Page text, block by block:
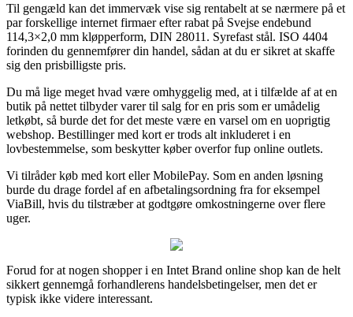
Til gengæld kan det immervæk vise sig rentabelt at se nærmere på et
par forskellige internet firmaer efter rabat på Svejse endebund
114,3×2,0 mm kløpperform, DIN 28011. Syrefast stål. ISO 4404
forinden du gennemfører din handel, sådan at du er sikret at skaffe
sig den prisbilligste pris.
Du må lige meget hvad være omhyggelig med, at i tilfælde af at en
butik på nettet tilbyder varer til salg for en pris som er umådelig
letkøbt, så burde det for det meste være en varsel om en uoprigtig
webshop. Bestillinger med kort er trods alt inkluderet i en
lovbestemmelse, som beskytter køber overfor fup online outlets.
Vi tilråder køb med kort eller MobilePay. Som en anden løsning
burde du drage fordel af en afbetalingsordning fra for eksempel
ViaBill, hvis du tilstræber at godtgøre omkostningerne over flere
uger.
Forud for at nogen shopper i en Intet Brand online shop kan de helt
sikkert gennemgå forhandlerens handelsbetingelser, men det er
typisk ikke videre interessant.